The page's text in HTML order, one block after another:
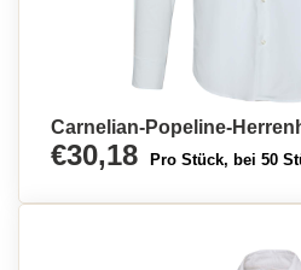
Carnelian-Popeline-
€30,18 Pro Stück, bei 50